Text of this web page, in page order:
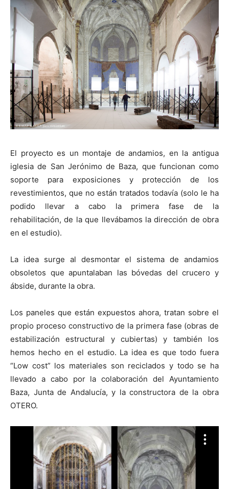
El proyecto es un montaje de andamios, en la antigua
iglesia de San Jerónimo de Baza, que funcionan como
soporte para exposiciones y protección de los
revestimientos, que no están tratados todavía (solo le ha
podido llevar a cabo la primera fase de la
rehabilitación, de la que llevábamos la dirección de obra
en el estudio).
La idea surge al desmontar el sistema de andamios
obsoletos que apuntalaban las bóvedas del crucero y
ábside, durante la obra.
Los paneles que están expuestos ahora, tratan sobre el
propio proceso constructivo de la primera fase (obras de
estabilización estructural y cubiertas) y también los
hemos hecho en el estudio. La idea es que todo fuera
“Low cost” los materiales son reciclados y todo se ha
llevado a cabo por la colaboración del Ayuntamiento
Baza, Junta de Andalucía, y la constructora de la obra
OTERO.